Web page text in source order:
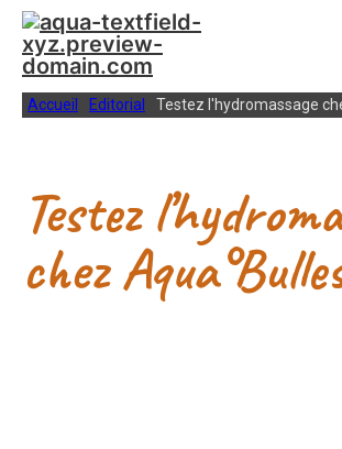
Accueil Editorial Testez l'hydromassage
Testez
chez